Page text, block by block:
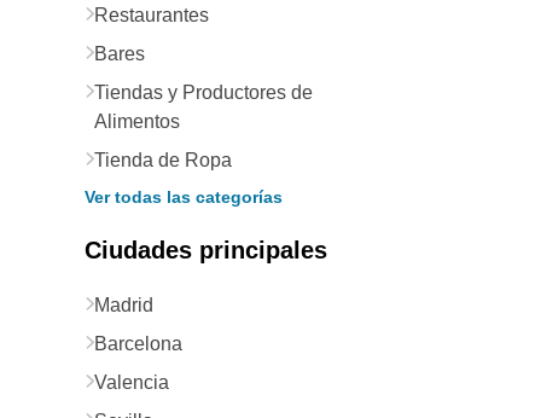
Restaurantes
Bares
Tiendas y Productores de
Alimentos
Tienda de Ropa
Ver todas las categorías
Ciudades principales
Madrid
Barcelona
Valencia